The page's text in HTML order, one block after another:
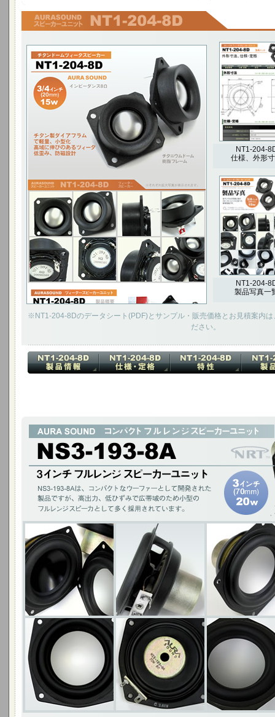
チタンドームツィータースピーカー
3/4インチ(20mm) 15W インピーダンス8Ω
チタン製ダイアフラムで軽量、小型化
高域に伸びのあるツィータ
低歪み、防磁設計
チタニウムドーム、樹脂フレーム
NT1-204-
仕様、外形
NT1-204-
製品写真一
※NT1-204-8Dのデータシート(PDF)とサンプル・販売価格とお見積案内
ださい。
3インチ フルレンジ スピーカーユニット
NSW3-193-8Aは、コンパクトなウーファーとして開発された製品ですが、
型のフルレンジスピーカとしても多く採用されています。
3インチ(70mm)20W / アルミニウムコーン ・ブラック ・シルバー